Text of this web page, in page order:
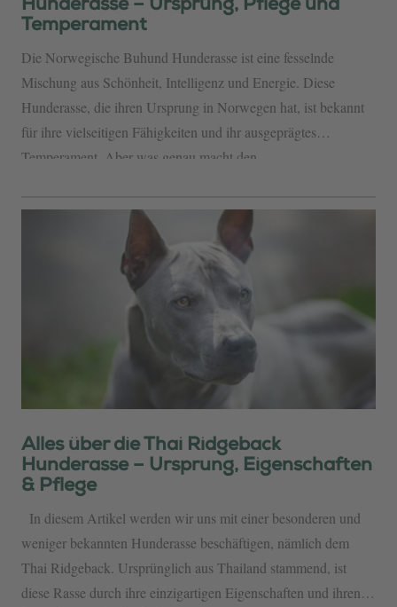
Hunderasse – Ursprung, Pflege und
Temperament
Die Norwegische Buhund Hunderasse ist eine fesselnde
Mischung aus Schönheit, Intelligenz und Energie. Diese
Hunderasse, die ihren Ursprung in Norwegen hat, ist bekannt
für ihre vielseitigen Fähigkeiten und ihr ausgeprägtes
Temperament. Aber was genau macht den...
Alles über die Thai Ridgeback
Hunderasse – Ursprung, Eigenschaften
& Pflege
In diesem Artikel werden wir uns mit einer besonderen und
weniger bekannten Hunderasse beschäftigen, nämlich dem
Thai Ridgeback. Ursprünglich aus Thailand stammend, ist
diese Rasse durch ihre einzigartigen Eigenschaften und ihren